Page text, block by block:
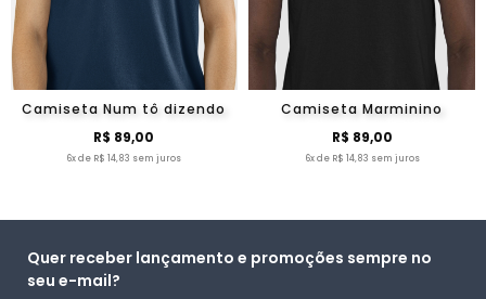
Camiseta Num tô dizendo
R$ 89,00
6x de R$ 14,83 sem juros
Camiseta Marminino
R$ 89,00
6x de R$ 14,83 sem juros
Quer receber lançamento e promoções sempre no
seu e-mail?